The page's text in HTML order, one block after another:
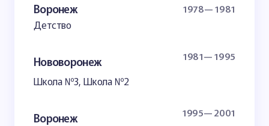
Воронеж 1978— 1981
Детство
Нововоронеж 1981— 1995
Школа №3, Школа №2
Воронеж 1995— 2001